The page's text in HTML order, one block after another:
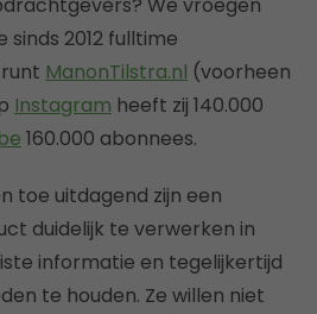
We vroegen
sinds 2012 fulltime
ManonTilstra.nl (voorheen
Instagram heeft zij 140.000
160.000 abonnees.
toe uitdagend zijn een
duidelijk te verwerken in
informatie en tegelijkertijd
te houden. Ze willen niet